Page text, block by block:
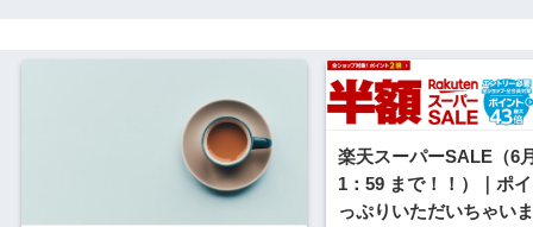
楽天スーパーSALE（6
1：59 まで！！）｜ポ
っぷりいただいちゃい